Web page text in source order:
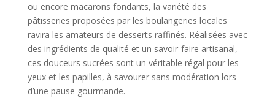
ou encore macarons fondants, la variété des
pâtisseries proposées par les boulangeries locales
ravira les amateurs de desserts raffinés. Réalisées avec
des ingrédients de qualité et un savoir-faire artisanal,
ces douceurs sucrées sont un véritable régal pour les
yeux et les papilles, à savourer sans modération lors
d’une pause gourmande.